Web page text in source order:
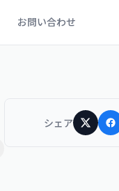
お問い合わせ
シェア